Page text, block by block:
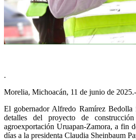
.
Morelia, Michoacán, 11 de junio de 2025.-
El gobernador Alfredo Ramírez
detalles del proyecto de
agroexportación Uruapan-Zamora, a fin
días a la presidenta Claudia Sheinbaum